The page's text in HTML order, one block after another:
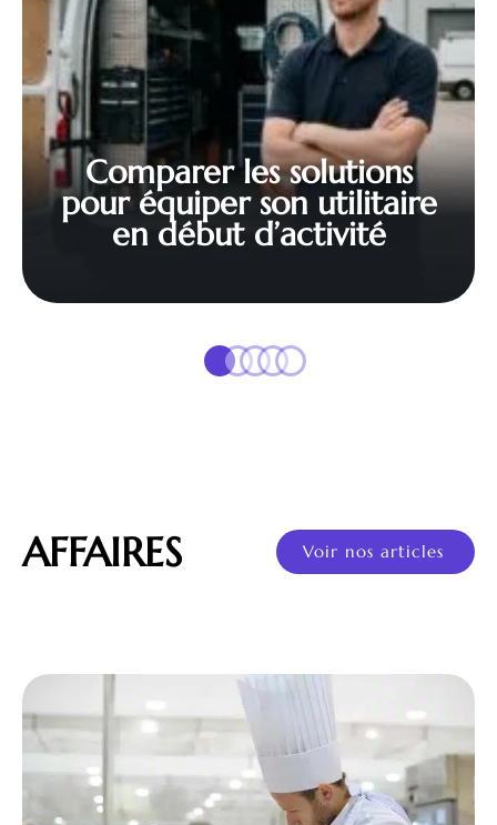
Comparer les solutions
pour équiper son utilitaire
en début d’activité
AFFAIRES Voir nos articles